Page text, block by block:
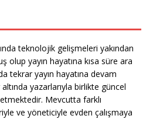
teknolojik gelişmeleri yakından
olup yayın hayatına kısa süre ara
tekrar yayın hayatına devam
yazarlarıyla birlikte güncel
Mevcutta farklı
ve yöneticiyle evden çalışmaya